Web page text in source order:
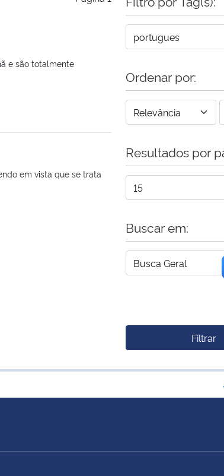
e são totalmente
em vista que se trata
Ordenar por:
Resultados por
Buscar em:
Filtrar